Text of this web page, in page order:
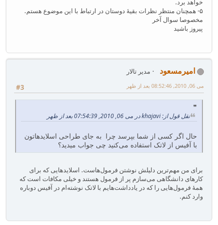
خواهد برد.
۵- همچنان منتظر نظرات بقیهٔ دوستان در ارتباط با این موضوع هستم.
مخصوصا سوال آخر
پیروز باشید
امیرمسعود
مدیر تالار
#3
می 06, 2010, 08:52:46 بعد از ظهر
نقل قول از: khajavi در می 06, 2010, 07:54:39 بعد از ظهر
حال اگر کسی از شما بپرسد چرا به جای طراحی اسلایدهاتون
با آفیس از لاتک استفاده می‌کنید چی جواب میدید؟
برای من مهم‌ترین دلیلش نوشتن فرمول‌هاست. اسلایدهایی که برای
کارهای دانشگاهی می‌سازم پر از فرمول هستند و خیلی مکافات است که
همهٔ فرمول‌هایی را که در یادداشت‌هایم با لاتک نوشته‌ام در آفیس دوباره
وارد کنم.